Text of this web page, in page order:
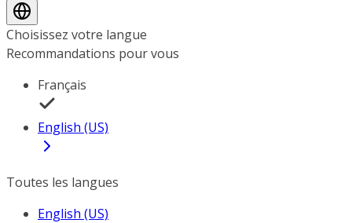
Choisissez votre langue
Recommandations pour vous
Français
English (US)
Toutes les langues
English (US)